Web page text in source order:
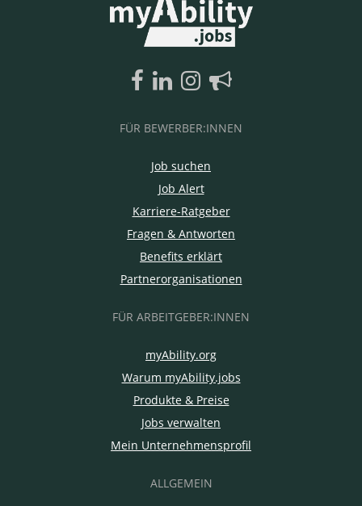
FÜR BEWERBER:INNEN
Job suchen
Job Alert
Karriere-Ratgeber
Fragen & Antworten
Benefits erklärt
Partnerorganisationen
FÜR ARBEITGEBER:INNEN
myAbility.org
Warum myAbility.jobs
Produkte & Preise
Jobs verwalten
Mein Unternehmensprofil
ALLGEMEIN